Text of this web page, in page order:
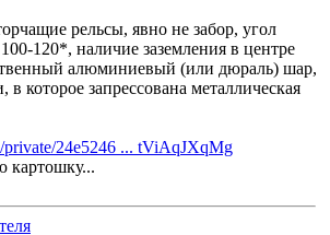
рельсы, явно не забор, угол
120*, наличие заземления в центре
алюминиевый (или дюраль) шар,
в которое запрессована металлическая
private/24e5246 ... tViAqJXqMg
картошку...